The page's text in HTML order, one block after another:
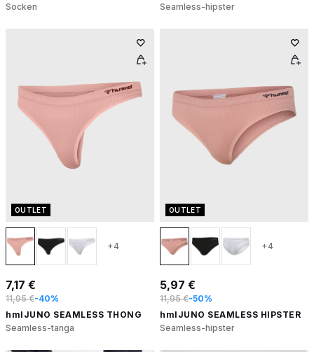
Socken
Seamless-hipster
OUTLET
+4
7,17 €
11,95 €-40%
hmlJUNO SEAMLESS THONG
Seamless-tanga
OUTLET
+4
5,97 €
11,95 €-50%
hmlJUNO SEAMLESS HIPSTER
Seamless-hipster